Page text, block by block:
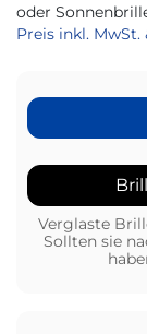
oder
Preis inkl. MwSt.
Verglaste
Sollten sie